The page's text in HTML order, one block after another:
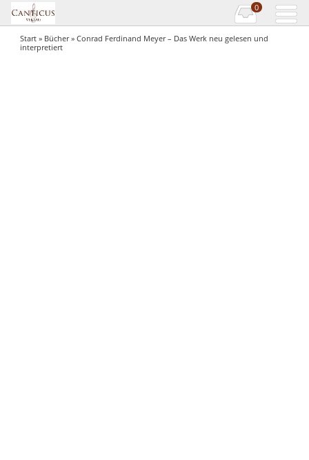
0
Start » Bücher» Conrad Ferdinand Meyer – Das Werk neu gelesen und
interpretiert